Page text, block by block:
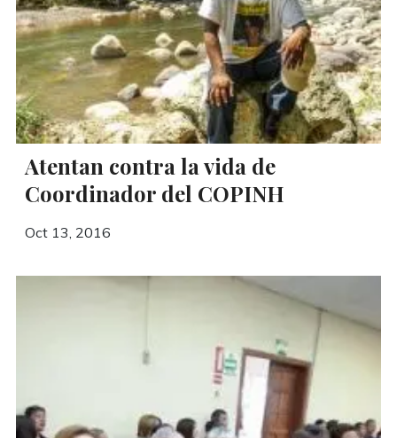
Atentan contra la vida de
Coordinador del COPINH
Oct 13, 2016